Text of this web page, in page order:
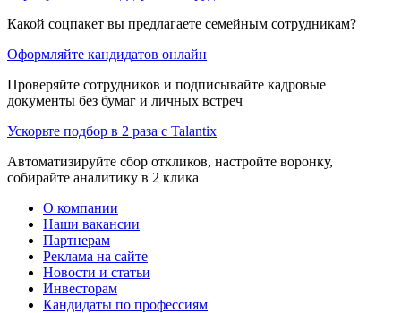
Какой соцпакет вы предлагаете семейным сотрудникам?
Оформляйте кандидатов онлайн
Проверяйте сотрудников и подписывайте кадровые
документы без бумаг и личных встреч
Ускорьте подбор в 2 раза с Talantix
Автоматизируйте сбор откликов, настройте воронку,
собирайте аналитику в 2 клика
О компании
Наши вакансии
Партнерам
Реклама на сайте
Новости и статьи
Инвесторам
Кандидаты по профессиям